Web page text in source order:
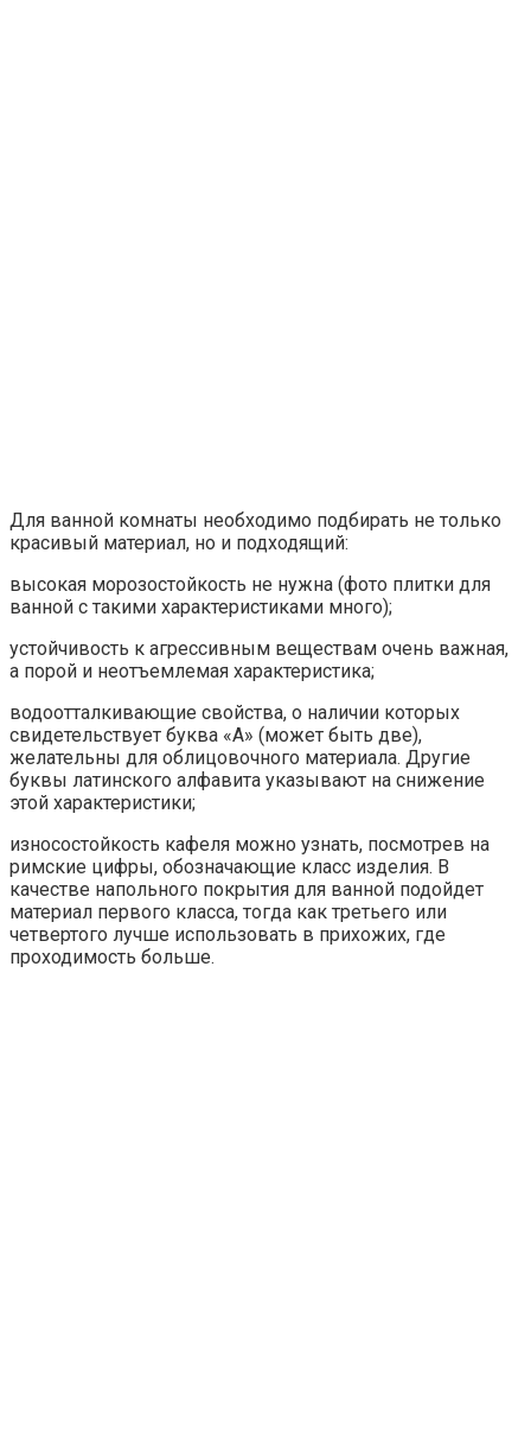
Для ванной комнаты необходимо подбирать не только
красивый материал, но и подходящий:
высокая морозостойкость не нужна (фото плитки для
ванной с такими характеристиками много);
устойчивость к агрессивным веществам очень важная,
а порой и неотъемлемая характеристика;
водоотталкивающие свойства, о наличии которых
свидетельствует буква «А» (может быть две),
желательны для облицовочного материала. Другие
буквы латинского алфавита указывают на снижение
этой характеристики;
износостойкость кафеля можно узнать, посмотрев на
римские цифры, обозначающие класс изделия. В
качестве напольного покрытия для ванной подойдет
материал первого класса, тогда как третьего или
четвертого лучше использовать в прихожих, где
проходимость больше.